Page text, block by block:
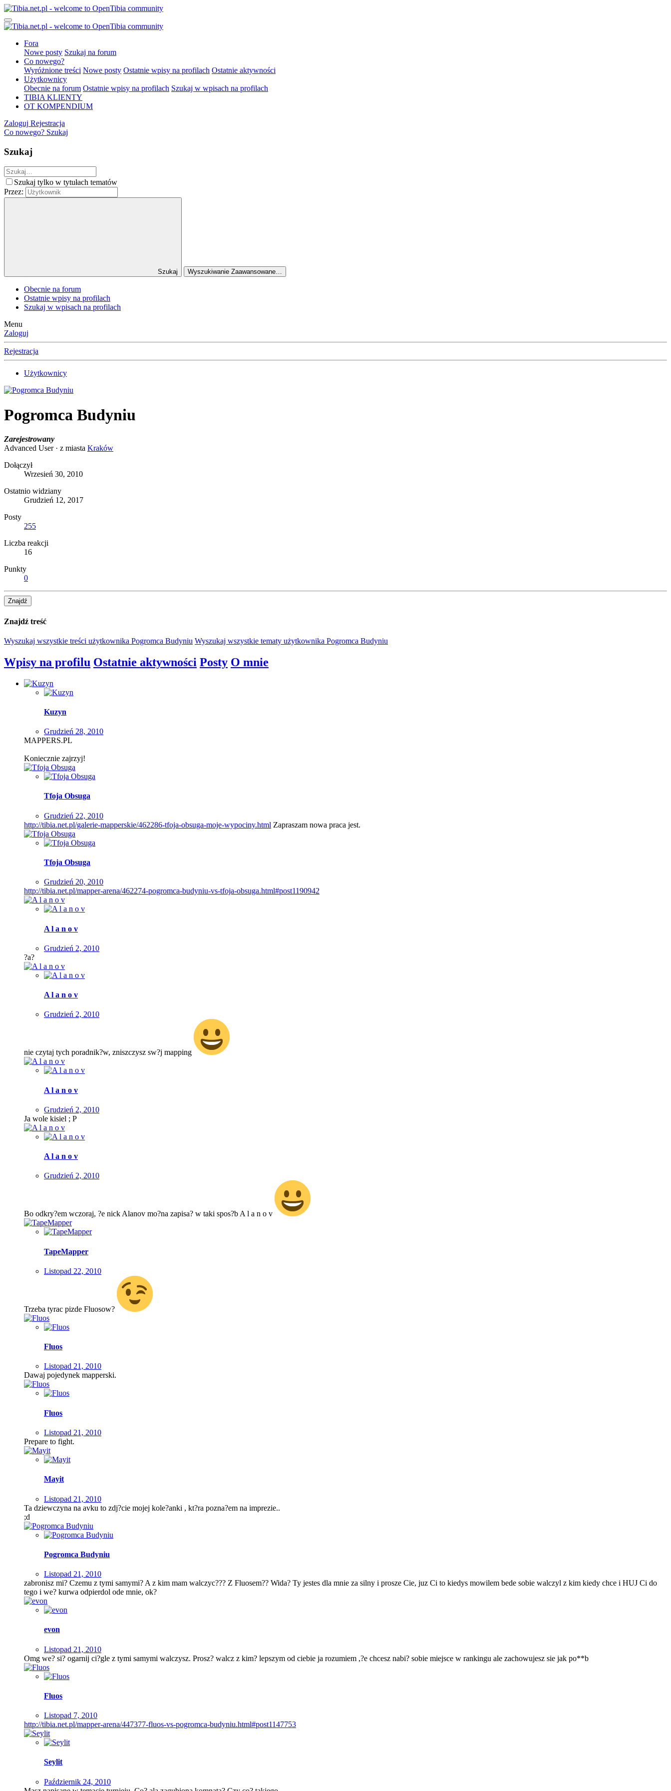
Fora
Nowe posty Szukaj na forum
Co nowego?
Wyróżnione treści Nowe posty Ostatnie wpisy na profilach Ostatnie aktywności
Użytkownicy
Obecnie na forum Ostatnie wpisy na profilach Szukaj w wpisach na profilach
TIBIA KLIENTY
OT KOMPENDIUM
Zaloguj Rejestracja
Co nowego? Szukaj
Szukaj
Szukaj tylko w tytułach tematów
Przez:
Szukaj Wyszukiwanie Zaawansowane…
Obecnie na forum
Ostatnie wpisy na profilach
Szukaj w wpisach na profilach
Menu
Zaloguj
Rejestracja
Użytkownicy
Pogromca Budyniu
Zarejestrowany
Advanced User · z miasta Kraków
Dołączył
Wrzesień 30, 2010
Ostatnio widziany
Grudzień 12, 2017
Posty
255
Liczba reakcji
16
Punkty
0
Znajdź
Znajdź treść
Wyszukaj wszystkie treści użytkownika Pogromca Budyniu Wyszukaj wszystkie tematy użytkownika Pogromca Budyniu
Wpisy na profilu Ostatnie aktywności Posty O mnie
Kuzyn
Grudzień 28, 2010
MAPPERS.PL
Koniecznie zajrzyj!
Tfoja Obsuga
Grudzień 22, 2010
http://tibia.net.pl/galerie-mapperskie/462286-tfoja-obsuga-moje-wypociny.html Zapraszam nowa praca jest.
Tfoja Obsuga
Grudzień 20, 2010
http://tibia.net.pl/mapper-arena/462274-pogromca-budyniu-vs-tfoja-obsuga.html#post1190942
A l a n o v
Grudzień 2, 2010
?a?
A l a n o v
Grudzień 2, 2010
nie czytaj tych poradnik?w, zniszczysz sw?j mapping
A l a n o v
Grudzień 2, 2010
Ja wole kisiel ; P
A l a n o v
Grudzień 2, 2010
Bo odkry?em wczoraj, ?e nick Alanov mo?na zapisa? w taki spos?b A l a n o v
TapeMapper
Listopad 22, 2010
Trzeba tyrac pizde Fluosow?
Fluos
Listopad 21, 2010
Dawaj pojedynek mapperski.
Fluos
Listopad 21, 2010
Prepare to fight.
Mayit
Listopad 21, 2010
Ta dziewczyna na avku to zdj?cie mojej kole?anki , kt?ra pozna?em na imprezie..
;d
Pogromca Budyniu
Listopad 21, 2010
zabronisz mi? Czemu z tymi samymi? A z kim mam walczyc??? Z Fluosem?? Wida? Ty jestes dla mnie za silny i prosze Cie, juz Ci to kiedys mowilem bede sobie walczyl z kim kiedy chce i HUJ Ci do
tego i we? kurwa odpierdol ode mnie, ok?
evon
Listopad 21, 2010
Omg we? si? ogarnij ci?gle z tymi samymi walczysz. Prosz? walcz z kim? lepszym od ciebie ja rozumiem ,?e chcesz nabi? sobie miejsce w rankingu ale zachowujesz sie jak po**b
Fluos
Listopad 7, 2010
http://tibia.net.pl/mapper-arena/447377-fluos-vs-pogromca-budyniu.html#post1147753
Seylit
Październik 24, 2010